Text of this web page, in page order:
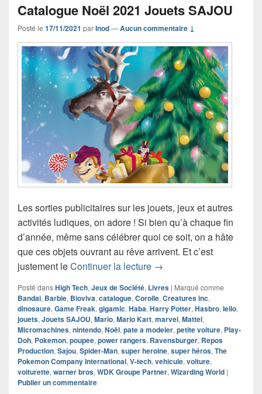
Catalogue Noël 2021 Jouets SAJOU
Posté le 17/11/2021 parInod—Aucun commentaire ↓
Les sorties publicitaires sur les jouets, jeux et autres
activités ludiques, on adore ! Si bien qu’à chaque fin
d’année, même sans célébrer quoi ce soit, on a hâte
que ces objets ouvrant au rêve arrivent. Et c’est
justement leContinuer la lecture Catalogue Noël 2021
→
Posté dansHigh Tech, Jeux de Société, Livres | Marqué comme
Bandai, Barbie, Bioviva, catalogue, Corolle, Creatures inc,
dinosaure, Game Freak, gigamic, Haba, Harry Potter, Hasbro, Iello,
jouets, Jouets SAJOU, Mario, Mario Kart, marvel, Mattel,
Micromachines, nintendo, Noël, pate a modeler, petite voiture, Play-
Doh, Pokemon, poupee, power rangers, Ravensburger, Repos
Production, Sajou, Spider-Man, super heroine, super héros, The
Pokemon Company International, V-tech, vehicule, voiture,
voiturette, warner bros, WDK Groupe Partner, Wizarding World |
Publier un commentaire